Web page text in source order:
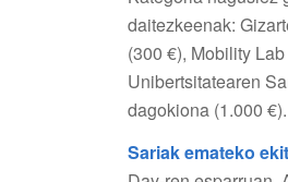
daitezkeenak:
(300 €), Mobility
Unibertsitatearen
dagokiona (1.000 €).
Sariak emateko